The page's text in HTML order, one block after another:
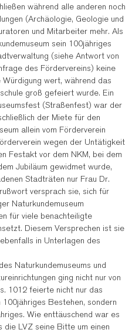
während alle anderen noch
(Archäologie, Geologie und
und Mitarbeiter mehr. Als
sein 100jähriges
(siehe Antwort von
des Fördervereins) keine
wert, während das
groß gefeiert wurde. Ein
(Straßenfest) war der
der Miete für den
allein vom Förderverein
wegen der Untätigkeit
Festakt vor dem NKM, bei dem
Jubiläum gewidmet wurde,
Stadträten nur Frau Dr.
versprach sie, sich für
Naturkundemuseum
für viele benachteiligte
Diesem Versprechen ist sie
in Unterlagen des
Naturkundemuseums und
ging nicht nur von
1012 feierte nicht nur das
Bestehen, sondern
Wie enttäuschend war es
LVZ seine Bitte um einen